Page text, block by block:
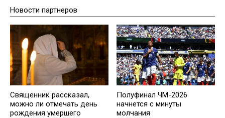
Новости партнеров
Священник рассказал,
можно ли отмечать день
рождения умершего
Полуфинал ЧМ-2026
начнется с минуты
молчания